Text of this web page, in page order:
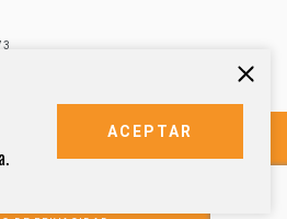
ACEPTAR